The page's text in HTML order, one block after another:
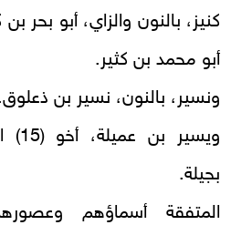
كنيز، بالنون والزاي، أبو بحر بن
أبو محمد بن كثير.
ونسير، بالنون، نسير بن
بجيلة.
المتفقة أسماؤهم